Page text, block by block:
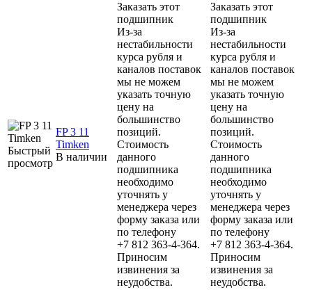
Быстрый
просмотр
FP 3 11
Timken
В наличии
Заказать этот
подшипник
Из-за
нестабильности
курса рубля и
каналов поставок
мы не можем
указать точную
цену на
большинство
позиций.
Стоимость
данного
подшипника
необходимо
уточнять у
менеджера через
форму заказа или
по телефону
+7 812 363-4-364.
Приносим
извинения за
неудобства.
Заказать этот
подшипник
Из-за
нестабильности
курса рубля и
каналов поставок
мы не можем
указать точную
цену на
большинство
позиций.
Стоимость
данного
подшипника
необходимо
уточнять у
менеджера через
форму заказа или
по телефону
+7 812 363-4-364.
Приносим
извинения за
неудобства.